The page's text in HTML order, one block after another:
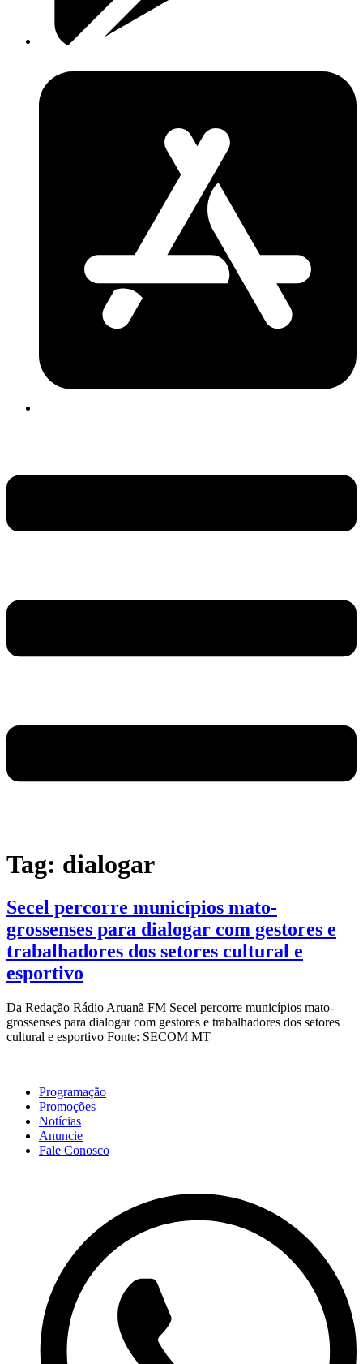
Tag: dialogar
Secel percorre municípios mato-
grossenses para dialogar com gestores e
trabalhadores dos setores cultural e
esportivo
Da Redação Rádio Aruanã FM Secel percorre municípios mato-
grossenses para dialogar com gestores e trabalhadores dos setores
cultural e esportivo Fonte: SECOM MT
Programação
Promoções
Notícias
Anuncie
Fale Conosco